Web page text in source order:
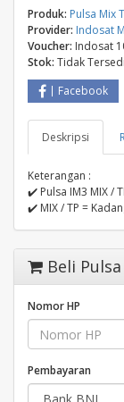
Produk: Pulsa Mix
Provider: Indosat
Voucher: Indosat
Stok: Tidak
Facebook
Deskripsi
Keterangan :
✔️ Pulsa IM3 MIX /
✔️ MIX / TP =
Beli
Nomor HP
Pembayaran